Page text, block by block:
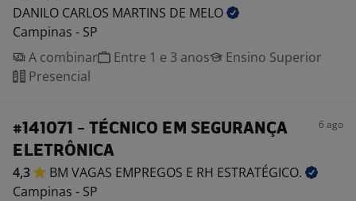
DANILO CARLOS MARTINS DE MELO
Campinas - SP
A combinar
Entre 1 e 3 anos
Ensino Superior
Presencial
#141071 - TÉCNICO EM SEGURANÇA
ELETRÔNICA
6 ago
4,3 BM VAGAS EMPREGOS E RH ESTRATÉGICO.
Campinas - SP